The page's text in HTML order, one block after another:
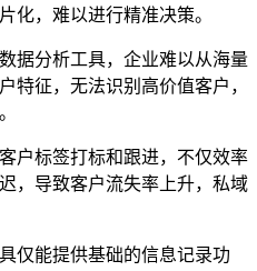
化，难以进行精准决策。
据分析工具，企业难以从海量
特征，无法识别高价值客户，
户标签打标和跟进，不仅效率
，导致客户流失率上升，私域
仅能提供基础的信息记录功